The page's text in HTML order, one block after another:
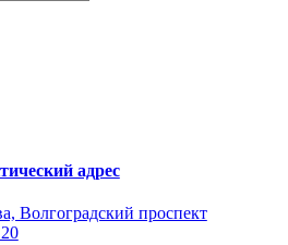
адрес
Волгоградский проспект